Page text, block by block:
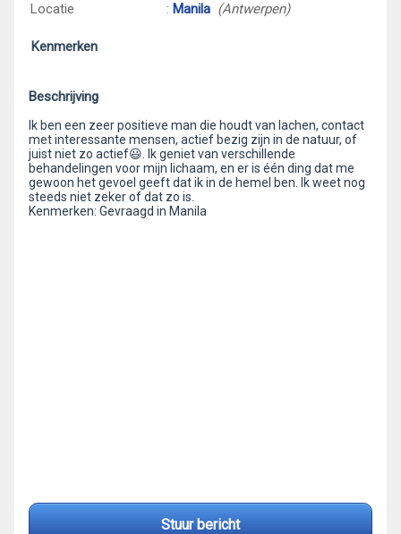
Locatie : Manila (Antwerpen)
Kenmerken
Beschrijving
Ik ben een zeer positieve man die houdt van lachen, contact
met interessante mensen, actief bezig zijn in de natuur, of
juist niet zo actief😃. Ik geniet van verschillende
behandelingen voor mijn lichaam, en er is één ding dat me
gewoon het gevoel geeft dat ik in de hemel ben. Ik weet nog
steeds niet zeker of dat zo is.
Kenmerken: Gevraagd in Manila
Stuur bericht